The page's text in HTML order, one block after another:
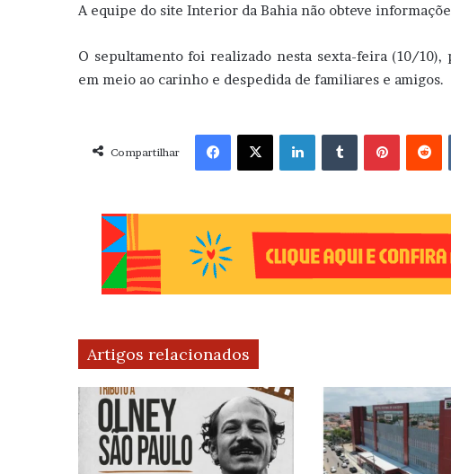
A equipe do site Interior da Bahia não obteve
O sepultamento foi realizado nesta sexta-feira (10/
em meio ao carinho e despedida de familiares e amigos.
Compartilhar
Facebook X Linkedin
Artigos relacionados